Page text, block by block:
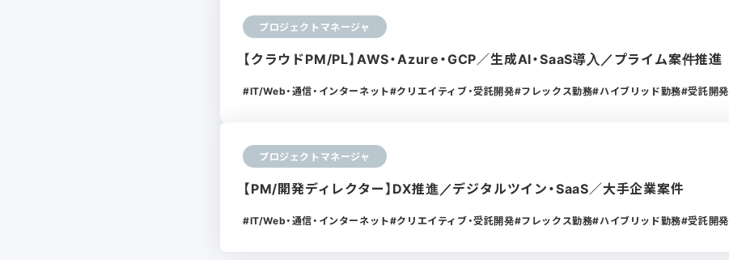
プロジェクトマネージャ
【クラウドPM/PL】AWS・Azure・GCP／生成AI・SaaS導入／プライム案件推進
IT/Web・通信・インターネット クリエイティブ・受託開発 フレックス勤務 ハイブリッド勤務 受託開発
プロジェクトマネージャ
【PM/開発ディレクター】DX推進／デジタルツイン・SaaS／大手企業案件
IT/Web・通信・インターネット クリエイティブ・受託開発 フレックス勤務 ハイブリッド勤務 受託開発